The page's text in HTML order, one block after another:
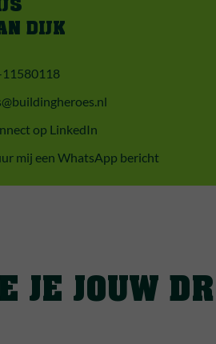
DIJK
op LinkedIn
mij een WhatsApp bericht
JE JOUW